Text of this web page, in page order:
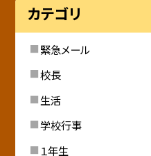
カテゴリ
緊急メール
校長
生活
学校行事
１年生